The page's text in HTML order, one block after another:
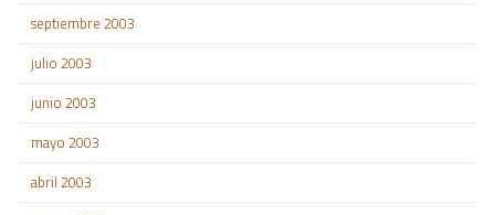
septiembre 2003
julio 2003
junio 2003
mayo 2003
abril 2003